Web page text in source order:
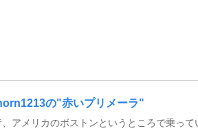
の"赤いプリメーラ"
、アメリカのボストンというところで乗って